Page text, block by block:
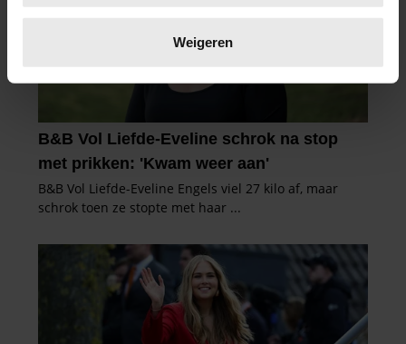
verwerkt en stel uw voorkeuren in het
intrekken in de Cookieverklaring.
We gebruiken cookies om content en advertenties te
personaliseren, om functies voor social media te bieden
en om ons websiteverkeer te analyseren. Ook delen we
informatie over uw gebruik van onze site met onze
partners voor social media, adverteren en analyse. Deze
informatie die u aan ze heeft verstrekt of die ze hebben
verzameld op basis van uw gebruik van hun services. U
gaat akkoord met onze cookies als u onze website blijft
Weigeren